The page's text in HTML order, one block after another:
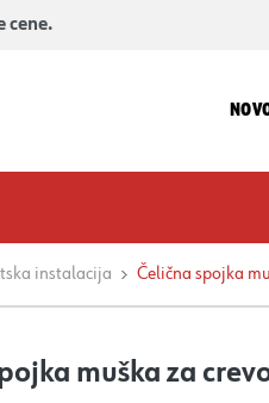
cene.
instalacija Čelična spojka
muška za